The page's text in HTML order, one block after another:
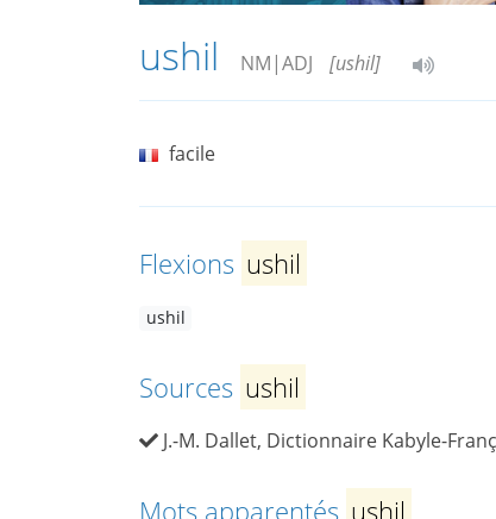
ushil NM|ADJ [ushil]
facile
Flexions ushil
ushil
Sources ushil
J.-M. Dallet, Dictionnaire Kabyle-
Mots apparentés ushil